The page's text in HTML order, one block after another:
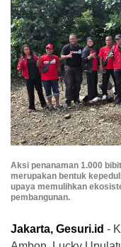
Aksi penanaman 1.000
merupakan bentuk
upaya memulihkan
pembangunan.
Jakarta, Gesuri.id -